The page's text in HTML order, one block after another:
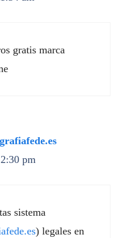
gratis marca
pm
sistema
) legales en